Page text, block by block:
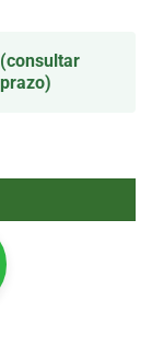
(consultar
prazo)